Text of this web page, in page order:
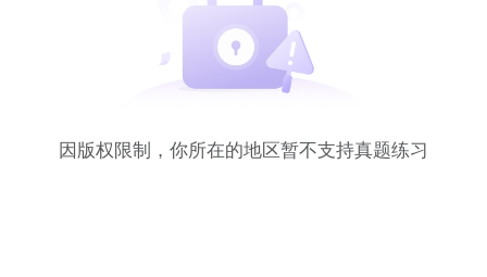
因版权限制，你所在的地区暂不支持真题练习